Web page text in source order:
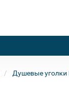
Душевые уголки